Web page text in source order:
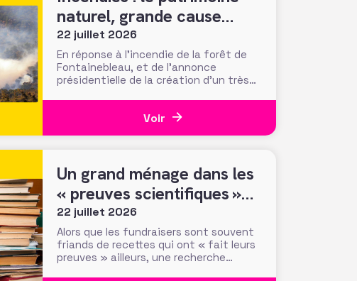
naturel, grande cause
nationale ?
22 juillet 2026
En réponse à l’incendie de la forêt de
Fontainebleau, et de l’annonce
présidentielle de la création d’un très
mobilisés en moins d’une semaine par la
Voir
Un grand ménage dans les
« preuves scientifiques »
d’efficacité des méthodes
et tactiques de collecte…
22 juillet 2026
Alors que les fundraisers sont souvent
friands de recettes qui ont « fait leurs
preuves » ailleurs, une recherche